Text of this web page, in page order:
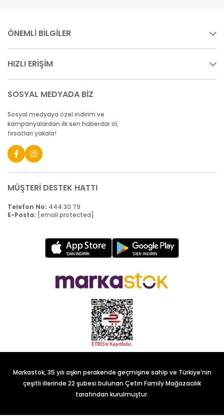
ÖNEMLİ BİLGİLER
HIZLI ERİŞİM
SOSYAL MEDYADA BİZ
Sosyal medyaya özel indirim ve
kampanyalardan ilk sen haberdar ol,
fırsatları yakala!
MÜŞTERİ DESTEK HATTI
Telefon No: 444 30 79
E-Posta: [email protected]
Markastok, 35 yılı aşkın perakende geçmişine sahip ve Türkiye’nin
çeşitli illerinde 22 şubesi bulunan Çetin Family Mağazacılık
tarafından kurulmuştur.